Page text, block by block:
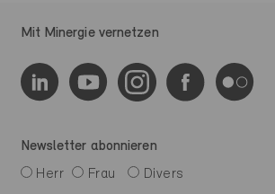
Mit Minergie vernetzen
Newsletter abonnieren
Herr
Frau Divers